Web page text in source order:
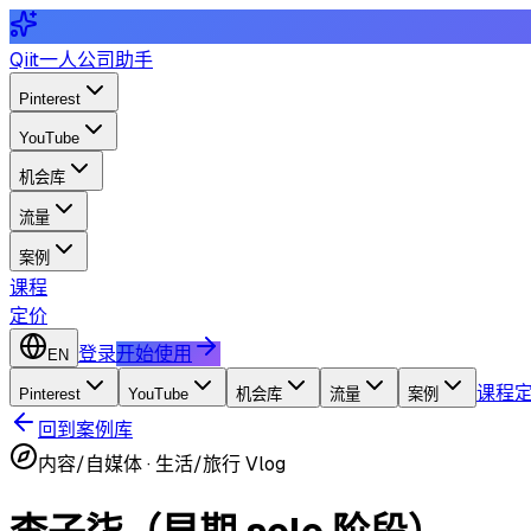
Qiit一人公司助手
Pinterest
YouTube
机会库
流量
案例
课程
定价
EN 登录开始使用
Pinterest YouTube 机会库 流量 案例 课程
回到案例库
内容/自媒体· 生活/旅行 Vlog